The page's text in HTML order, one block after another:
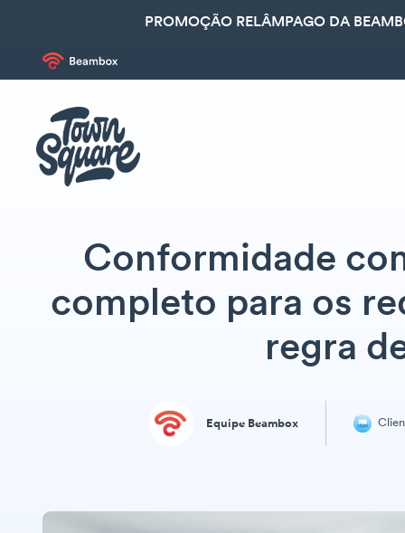
PROMOÇÃO RELÂMPAGO DA
Conformidade
completo para os
regra
Equipe Beambox